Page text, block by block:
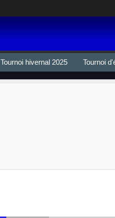
Tournoi hivernal 2025 Tournoi